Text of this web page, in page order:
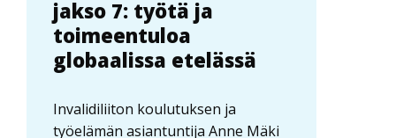
jakso 7: työtä ja
toimeentuloa
globaalissa etelässä
Invalidiliiton koulutuksen ja
työelämän asiantuntija Anne Mäki